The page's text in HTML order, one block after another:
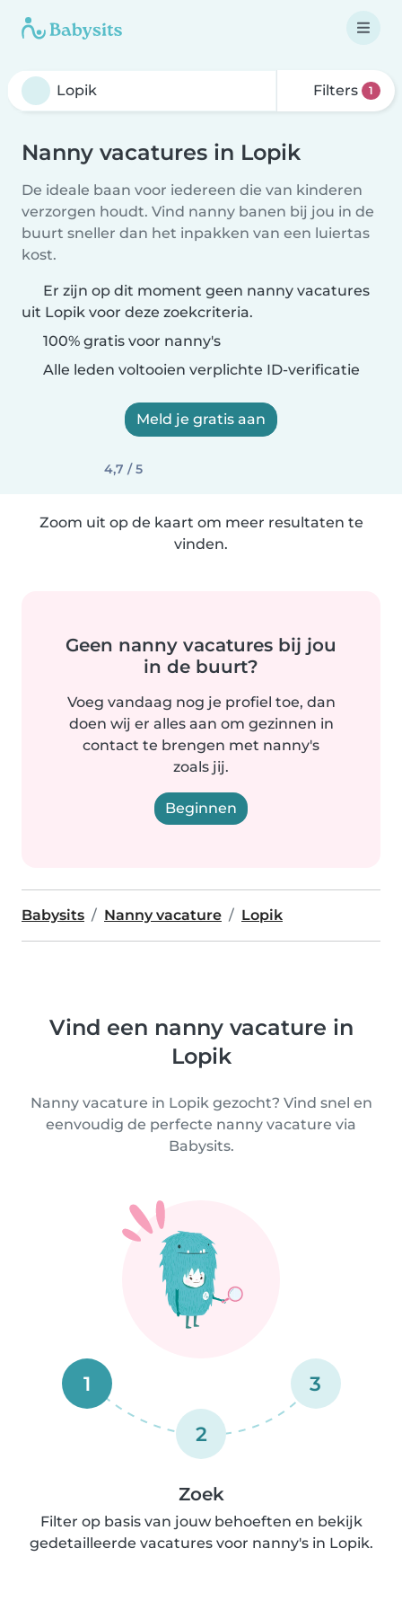
Filters 1
Nanny vacatures in Lopik
De ideale baan voor iedereen die van kinderen
verzorgen houdt. Vind nanny banen bij jou in de
buurt sneller dan het inpakken van een luiertas
kost.
Er zijn op dit moment geen nanny vacatures
uit Lopik voor deze zoekcriteria.
100% gratis voor nanny's
Alle leden voltooien verplichte ID-verificatie
Meld je gratis aan
4,7 / 5
Zoom uit op de kaart om meer resultaten te
vinden.
Geen nanny vacatures bij jou
in de buurt?
Voeg vandaag nog je profiel toe, dan
doen wij er alles aan om gezinnen in
contact te brengen met nanny's
zoals jij.
Beginnen
Babysits Nanny vacature Lopik
Vind een nanny vacature in
Lopik
Nanny vacature in Lopik gezocht? Vind snel en
eenvoudig de perfecte nanny vacature via
Babysits.
1
2
3
Zoek
Filter op basis van jouw behoeften en bekijk
gedetailleerde vacatures voor nanny's in Lopik.